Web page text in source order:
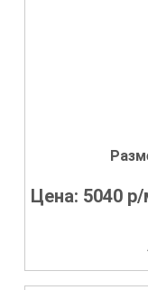
Цена: 5040